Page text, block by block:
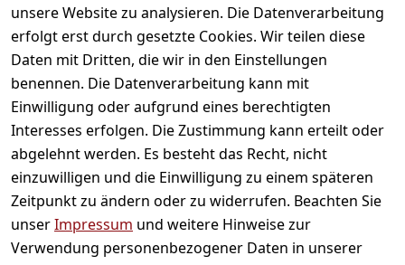
unsere Website zu analysieren. Die Datenverarbeitung
erfolgt erst durch gesetzte Cookies. Wir teilen diese
Daten mit Dritten, die wir in den Einstellungen
benennen. Die Datenverarbeitung kann mit
Einwilligung oder aufgrund eines berechtigten
Interesses erfolgen. Die Zustimmung kann erteilt oder
abgelehnt werden. Es besteht das Recht, nicht
einzuwilligen und die Einwilligung zu einem späteren
Zeitpunkt zu ändern oder zu widerrufen. Beachten Sie
unserImpressum und weitere Hinweise zur
Verwendung personenbezogener Daten in unserer
Informationen
Mein Konto
Vertrag widerrufen
Unternehmen